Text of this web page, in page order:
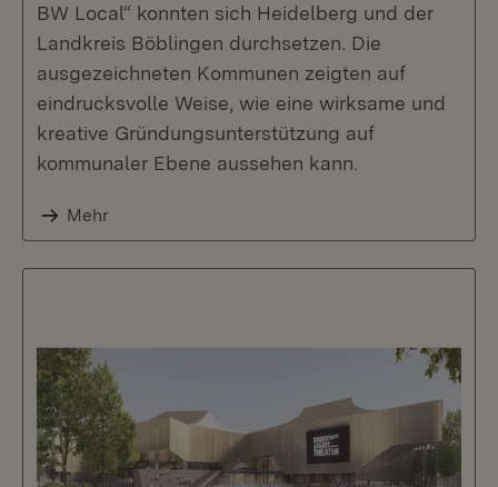
BW Local“ konnten sich Heidelberg und der
Landkreis Böblingen durchsetzen. Die
ausgezeichneten Kommunen zeigten auf
eindrucksvolle Weise, wie eine wirksame und
kreative Gründungsunterstützung auf
kommunaler Ebene aussehen kann.
Mehr